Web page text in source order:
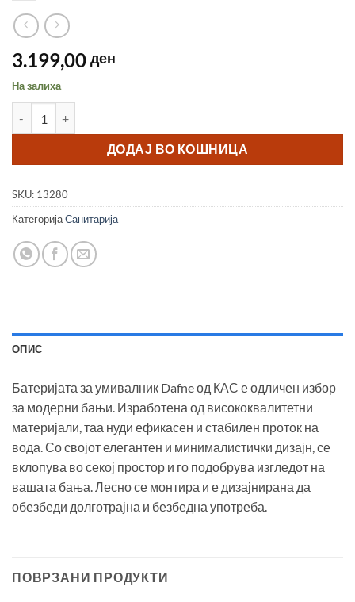
3.199,00 ден
На залиха
ДОДАЈ ВО КОШНИЦА
SKU: 13280
КатегоријаСанитарија
ОПИС
Батеријата за умивалник Dafne од КАС е одличен избор
за модерни бањи. Изработена од висококвалитетни
материјали, таа нуди ефикасен и стабилен проток на
вода. Со својот елегантен и минималистички дизајн, се
вклопува во секој простор и го подобрува изгледот на
вашата бања. Лесно се монтира и е дизајнирана да
обезбеди долготрајна и безбедна употреба.
ПОВРЗАНИ ПРОДУКТИ